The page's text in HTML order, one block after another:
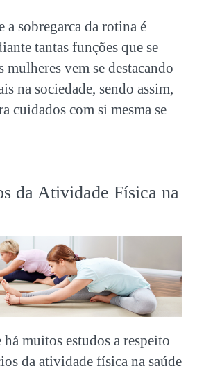
a sobregarca da rotina é
tantas funções que se
mulheres vem se destacando
na sociedade, sendo assim,
cuidados com si mesma se
da Atividade Física na
muitos estudos a respeito
da atividade física na saúde